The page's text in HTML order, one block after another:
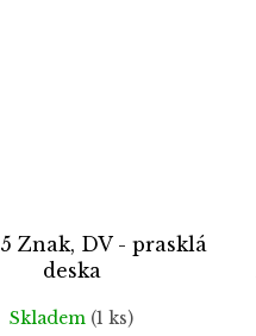
Znak, DV - prasklá
deska
Skladem (1 ks)